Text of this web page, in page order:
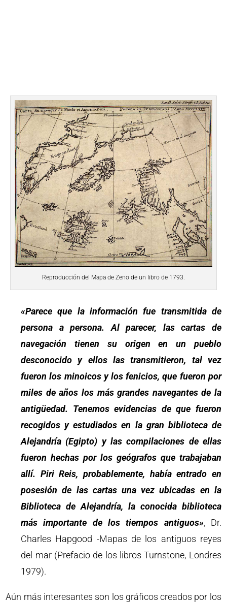
Reproducción del Mapa de Zeno de un libro de 1793.
«Parece que la información fue transmitida de
persona a persona. Al parecer, las cartas de
navegación tienen su origen en un pueblo
desconocido y ellos las transmitieron, tal vez
fueron los minoicos y los fenicios, que fueron por
miles de años los más grandes navegantes de la
antigüedad. Tenemos evidencias de que fueron
recogidos y estudiados en la gran biblioteca de
Alejandría (Egipto) y las compilaciones de ellas
fueron hechas por los geógrafos que trabajaban
allí. Piri Reis, probablemente, había entrado en
posesión de las cartas una vez ubicadas en la
Biblioteca de Alejandría, la conocida biblioteca
más importante de los tiempos antiguos», Dr.
Charles Hapgood -Mapas de los antiguos reyes
del mar (Prefacio de los libros Turnstone, Londres
1979).
Aún más interesantes son los gráficos creados por los